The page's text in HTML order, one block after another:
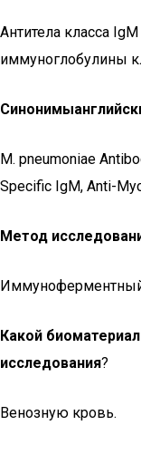
Антитела класса
иммуноглобулины
Синонимы
M. pneumoniae
Specific IgM, Anti-
Метод
Какой
исследования?
Венозную кровь.